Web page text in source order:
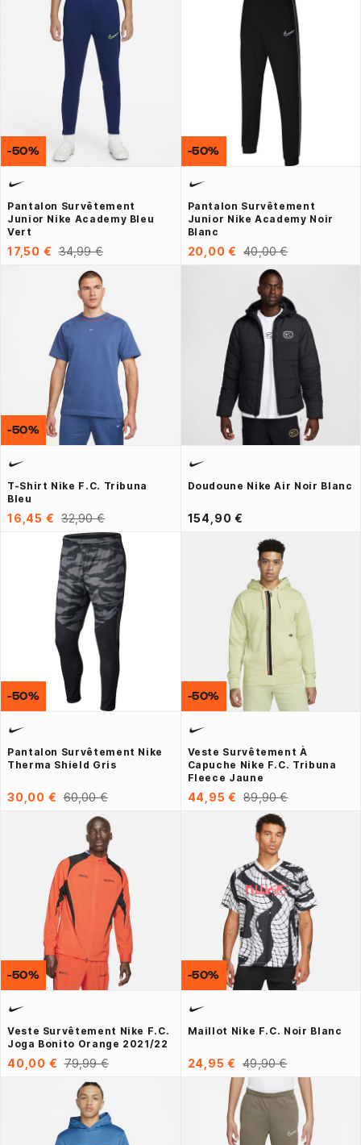
Pantalon Survêtement
Junior Nike Academy Bleu
Vert
17,50 € 34,99 €
-50%
Pantalon Survêtement
Junior Nike Academy Noir
Blanc
20,00 € 40,00 €
-50%
T-Shirt Nike F.C. Tribuna
Bleu
16,45 € 32,90 €
-50%
Doudoune Nike Air Noir Blanc
154,90 €
Pantalon Survêtement Nike
Therma Shield Gris
30,00 € 60,00 €
-50%
Veste Survêtement À
Capuche Nike F.C. Tribuna
Fleece Jaune
44,95 € 89,90 €
-50%
Veste Survêtement Nike F.C.
Joga Bonito Orange 2021/22
40,00 € 79,99 €
-50%
Maillot Nike F.C. Noir Blanc
24,95 € 49,90 €
-50%